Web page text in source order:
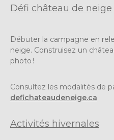
Défi château de neige
Débuter la campagne en
neige. Construisez un
photo !
Consultez les modalités de
defichateaudeneige.ca
Activités hivernales